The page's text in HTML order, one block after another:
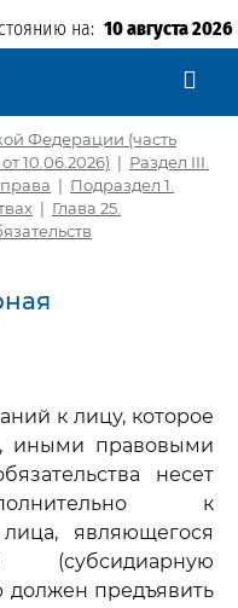
на: 10 августа 2026
Федерации (часть
10.06.2026) | Раздел III.
| Подраздел 1.
| Глава 25.
к лицу, которое
иными правовыми
несет
к
лица, являющегося
(субсидиарную
должен предъявить